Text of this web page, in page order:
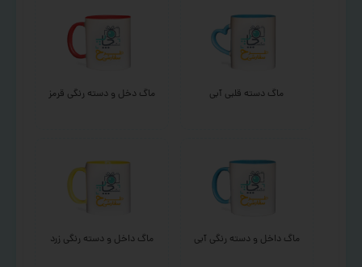
ماگ دسته قلبی آبی ماگ دخل و دسته رنگی قرمز
ماگ داخل و دسته رنگی آبی ماگ داخل و دسته رنگی زرد